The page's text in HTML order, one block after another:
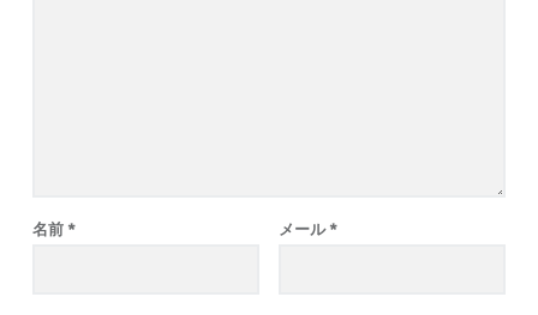
名前 * メール *